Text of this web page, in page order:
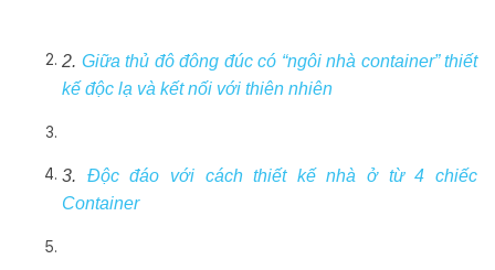
2. Giữa thủ đô đông đúc có “ngôi nhà container” thiết
kế độc lạ và kết nối với thiên nhiên
3. Độc đáo với cách thiết kế nhà ở từ 4 chiếc
Container